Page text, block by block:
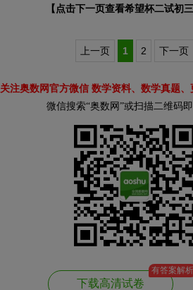
【点击下一页查看希望杯二试初三
上一页 1 2 下一页
关注奥数网官方微信 数学资料、数学真题
微信搜索“奥数网”或扫描二维码
下载高清试卷
有答案解析